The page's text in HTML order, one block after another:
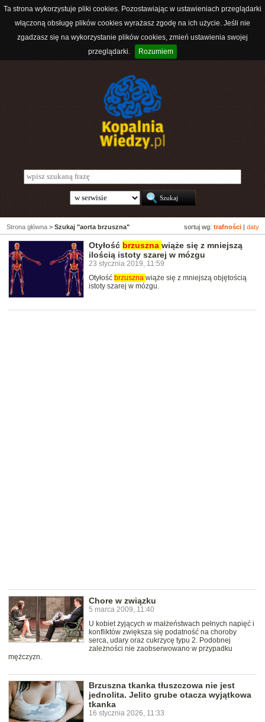
Ta strona wykorzystuje pliki cookies. Pozostawiając w ustawieniach przeglądarki
włączoną obsługę plików cookies wyrażasz zgodę na ich użycie. Jeśli nie
zgadzasz się na wykorzystanie plików cookies, zmień ustawienia swojej
przeglądarki.
Rozumiem
sortuj wg: trafności daty
Strona główna > Szukaj "aorta brzuszna"
Otyłość brzuszna wiąże się z mniejszą
ilością istoty szarej w mózgu
23 stycznia 2019, 11:59
Otyłość brzuszna wiąże się z mniejszą objętością
istoty szarej w mózgu.
Chore w związku
5 marca 2009, 11:40
U kobiet żyjących w małżeństwach pełnych napięć i
konfliktów zwiększa się podatność na choroby
serca, udary oraz cukrzycę typu 2. Podobnej
zależności nie zaobserwowano w przypadku
mężczyzn.
Brzuszna tkanka tłuszczowa nie jest
jednolita. Jelito grube otacza wyjątkowa
tkanka
16 stycznia 2026, 11:33